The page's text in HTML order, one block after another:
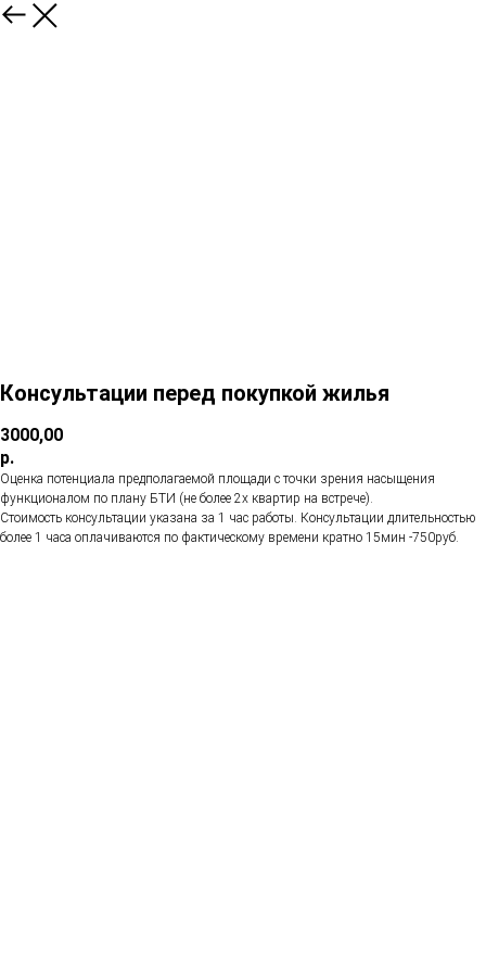
Консультации перед покупкой жилья
3000,00
р.
Оценка потенциала предполагаемой площади с точки зрения насыщения
функционалом по плану БТИ (не более 2х квартир на встрече).
Стоимость консультации указана за 1 час работы. Консультации длительностью
более 1 часа оплачиваются по фактическому времени кратно 15мин -750руб.